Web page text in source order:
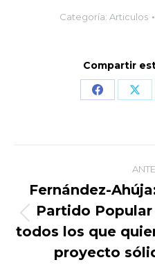
Categoría: Articulos
Compartir
Share
entre
Fernández-
Partido
todos los que
proyecto